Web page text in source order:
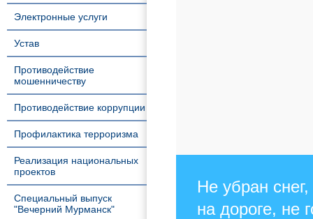
Электронные услуги
Устав
Противодействие
мошенничеству
Противодействие коррупции
Профилактика терроризма
Реализация национальных
проектов
Специальный выпуск
"Вечерний Мурманск"
Не убран
на дороге, не